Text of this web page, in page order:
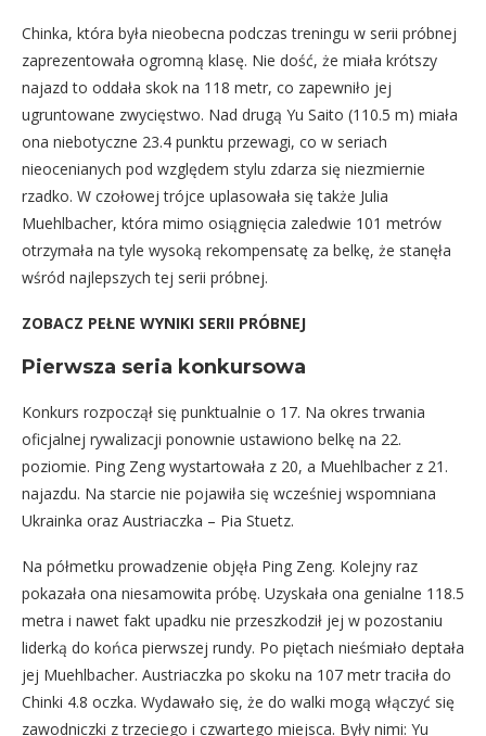
Chinka, która była nieobecna podczas treningu w serii próbnej
zaprezentowała ogromną klasę. Nie dość, że miała krótszy
najazd to oddała skok na 118 metr, co zapewniło jej
ugruntowane zwycięstwo. Nad drugą Yu Saito (110.5 m) miała
ona niebotyczne 23.4 punktu przewagi, co w seriach
nieocenianych pod względem stylu zdarza się niezmiernie
rzadko. W czołowej trójce uplasowała się także Julia
Muehlbacher, która mimo osiągnięcia zaledwie 101 metrów
otrzymała na tyle wysoką rekompensatę za belkę, że stanęła
wśród najlepszych tej serii próbnej.
ZOBACZ PEŁNE WYNIKI SERII PRÓBNEJ
Pierwsza seria konkursowa
Konkurs rozpoczął się punktualnie o 17. Na okres trwania
oficjalnej rywalizacji ponownie ustawiono belkę na 22.
poziomie. Ping Zeng wystartowała z 20, a Muehlbacher z 21.
najazdu. Na starcie nie pojawiła się wcześniej wspomniana
Ukrainka oraz Austriaczka – Pia Stuetz.
Na półmetku prowadzenie objęła Ping Zeng. Kolejny raz
pokazała ona niesamowita próbę. Uzyskała ona genialne 118.5
metra i nawet fakt upadku nie przeszkodził jej w pozostaniu
liderką do końca pierwszej rundy. Po piętach nieśmiało deptała
jej Muehlbacher. Austriaczka po skoku na 107 metr traciła do
Chinki 4.8 oczka. Wydawało się, że do walki mogą włączyć się
zawodniczki z trzeciego i czwartego miejsca. Były nimi: Yu